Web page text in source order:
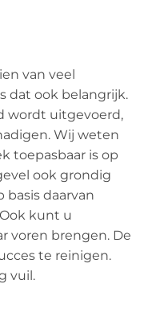
van veel
dat ook belangrijk.
wordt uitgevoerd,
Wij weten
toepasbaar is op
ook grondig
basis daarvan
kunt u
voren brengen. De
te reinigen.
vuil.